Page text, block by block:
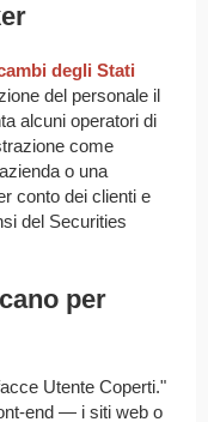
degli Stati
del personale il
alcuni operatori di
come
o una
conto dei clienti e
del Securities
per
Utente Coperti."
end — i siti web o